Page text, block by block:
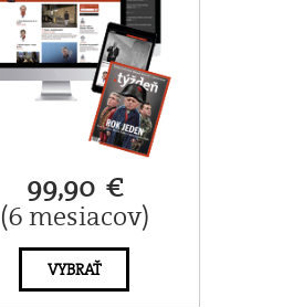
99,90 €
(6 mesiacov)
VYBRAŤ